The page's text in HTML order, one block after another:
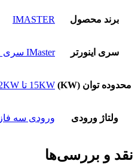
برند محصول IMASTER
سری اینورتر IMaster سری C1
محدوده توان (KW) 15KW تا 22KW
ولتاژ ورودی ورودی سه فاز 380
نقد و بررسی‌ها